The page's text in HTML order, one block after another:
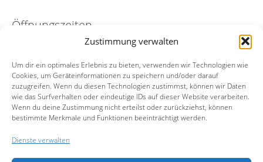
Zustimmung verwalten
Um dir ein optimales Erlebnis zu bieten, verwenden wir Technologien wie
Cookies, um Geräteinformationen zu speichern und/oder darauf
zuzugreifen. Wenn du diesen Technologien zustimmst, können wir Daten
wie das Surfverhalten oder eindeutige IDs auf dieser Website verarbeiten.
Wenn du deine Zustimmung nicht erteilst oder zurückziehst, können
bestimmte Merkmale und Funktionen beeinträchtigt werden.
Dienste verwalten
Öffnungszeiten
Kontakt
Email: info@merian23.de
Facebook